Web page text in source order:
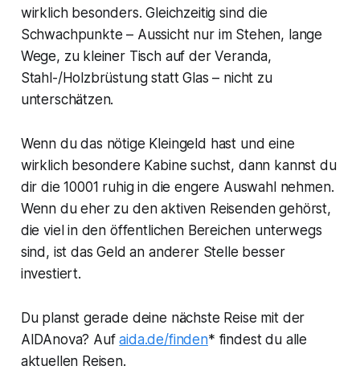
wirklich besonders. Gleichzeitig sind die
Schwachpunkte – Aussicht nur im Stehen, lange
Wege, zu kleiner Tisch auf der Veranda,
Stahl-/Holzbrüstung statt Glas – nicht zu
unterschätzen.
Wenn du das nötige Kleingeld hast und eine
wirklich besondere Kabine suchst, dann kannst du
dir die 10001 ruhig in die engere Auswahl nehmen.
Wenn du eher zu den aktiven Reisenden gehörst,
die viel in den öffentlichen Bereichen unterwegs
sind, ist das Geld an anderer Stelle besser
investiert.
Du planst gerade deine nächste Reise mit der
AIDAnova? Aufaida.de/finden* findest du alle
aktuellen Reisen.